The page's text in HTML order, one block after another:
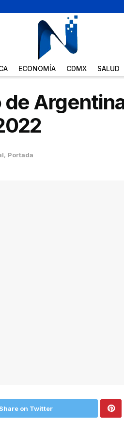
ECONOMÍA CDMX SALUD
de
, Portada
Share on Twitter